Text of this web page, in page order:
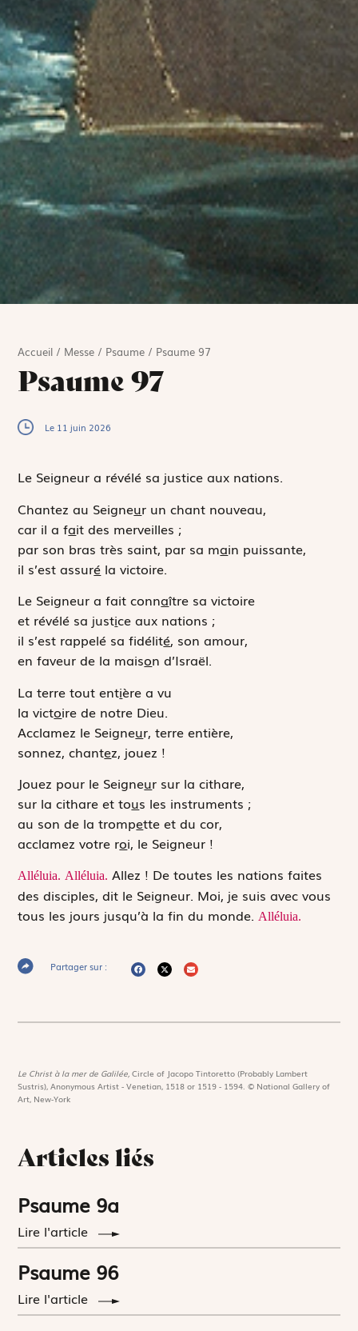
Accueil / Messe / Psaume / Psaume 97
Psaume 97
Le 11 juin 2026
Le Seigneur a révélé sa justice aux nations.
Chantez au Seigneur un chant nouveau,
car il a fait des merveilles ;
par son bras très saint, par sa main puissante,
il s’est assuré la victoire.
Le Seigneur a fait connaître sa victoire
et révélé sa justice aux nations ;
il s’est rappelé sa fidélité, son amour,
en faveur de la maison d’Israël.
La terre tout entière a vu
la victoire de notre Dieu.
Acclamez le Seigneur, terre entière,
sonnez, chantez, jouez !
Jouez pour le Seigneur sur la cithare,
sur la cithare et tous les instruments ;
au son de la trompette et du cor,
acclamez votre roi, le Seigneur !
Alléluia. Alléluia. Allez ! De toutes les nations faites
des disciples, dit le Seigneur. Moi, je suis avec vous
tous les jours jusqu’à la fin du monde.Alléluia.
Partager sur :
Le Christ à la mer de Galilée,Circle of Jacopo Tintoretto (Probably Lambert
Sustris), Anonymous Artist - Venetian, 1518 or 1519 - 1594. © National Gallery of
Art, New-York
Articles liés
Psaume 9a
Lire l'article
Psaume 96
Lire l'article